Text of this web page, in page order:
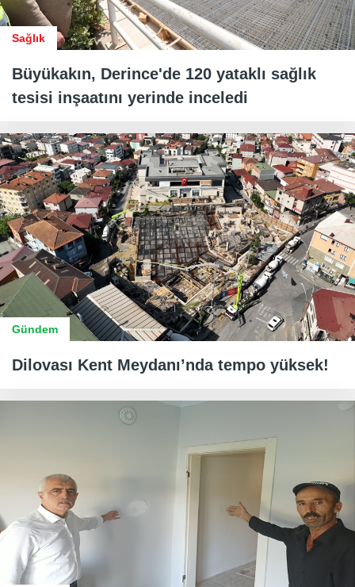
Sağlık
Büyükakın, Derince'de 120 yataklı sağlık
tesisi inşaatını yerinde inceledi
Gündem
Dilovası Kent Meydanı’nda tempo yüksek!